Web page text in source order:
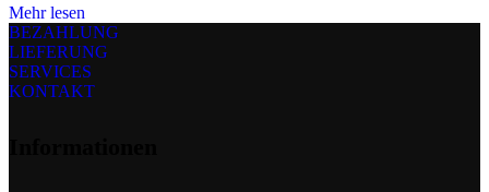
Mehr lesen
BEZAHLUNG
LIEFERUNG
SERVICES
KONTAKT